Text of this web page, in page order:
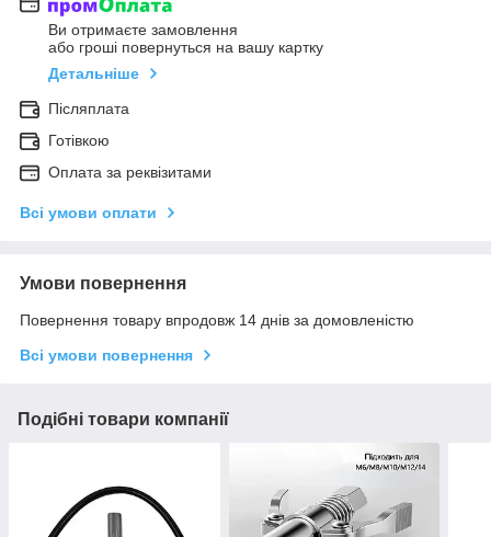
Ви отримаєте замовлення
або гроші повернуться на вашу картку
Детальніше
Післяплата
Готівкою
Оплата за реквізитами
Всі умови оплати
Умови повернення
Повернення товару впродовж 14 днів за домовленістю
Всі умови повернення
Подібні товари компанії